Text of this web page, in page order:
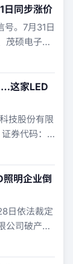
公司完成破
笔重大产业
性落地阶
日同步涨价
号。7月31日
茂硕电子、
发布价格
业将于2026
行价格上
间。
这家LED
技股份有限
券代码：
告，信息量
明企业倒
日依法裁定
公司破产，
司破产程